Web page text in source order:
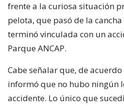
frente a la curiosa situación
pelota, que pasó de la
terminó vinculada con un
Parque ANCAP.
Cabe señalar que, de
informó que no hubo ningún
accidente. Lo único que